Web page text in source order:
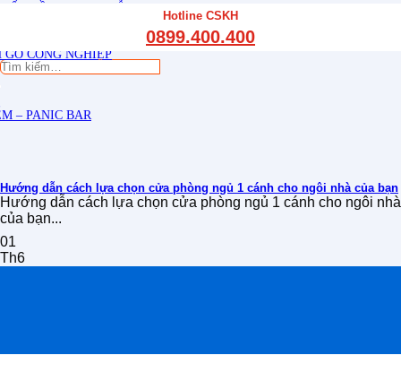
GỖ CÔNG NGHIỆP
– PANIC BAR
Hotline CSKH
0899.400.400
Tìm
Hướng dẫn cách lựa chọn cửa phòng ngủ 1 cánh cho ngôi nhà của bạn
Hướng dẫn cách lựa chọn cửa phòng ngủ 1 cánh cho ngôi nhà
của bạn...
01
Th6